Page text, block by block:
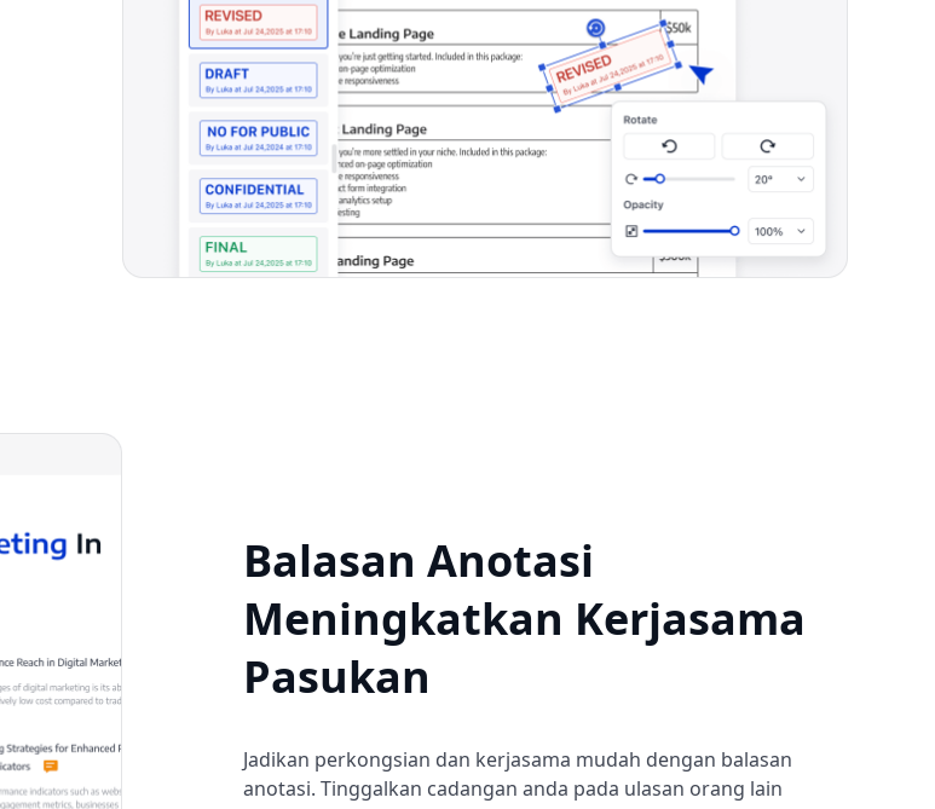
Balasan Anotasi
Meningkatkan Kerjasama
Pasukan
Jadikan perkongsian dan kerjasama mudah dengan balasan
anotasi. Tinggalkan cadangan anda pada ulasan orang lain